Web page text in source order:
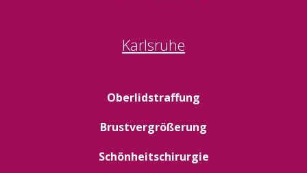
Karlsruhe
Oberlidstraffung
Brustvergrößerung
Schönheitschirurgie